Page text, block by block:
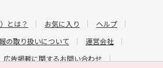
とは？ お気に入り
ヘルプ
の取り扱いについて
運営会社
広告掲載に関するお問い合わせ